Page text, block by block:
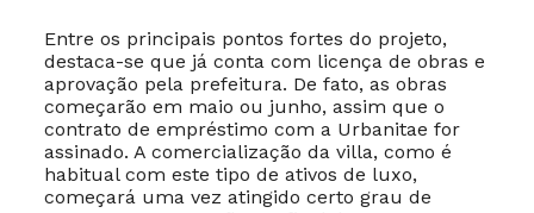
Entre os principais pontos fortes do projeto,
destaca-se que já conta com licença de obras e
aprovação pela prefeitura. De fato, as obras
começarão em maio ou junho, assim que o
contrato de empréstimo com a Urbanitae for
assinado. A comercialização da villa, como é
habitual com este tipo de ativos de luxo,
começará uma vez atingido certo grau de